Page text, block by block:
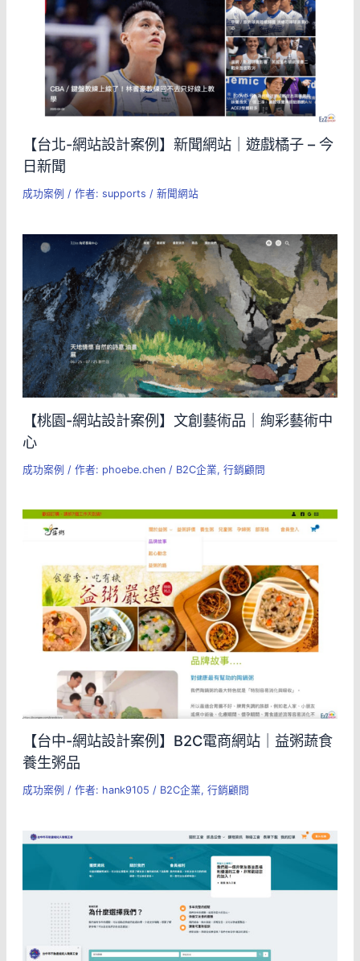
【台北-網站設計案例】新聞網站｜遊戲橘子 – 今
日新聞
成功案例 / 作者: supports / 新聞網站
【桃園-網站設計案例】文創藝術品｜絢彩藝術中
心
成功案例 / 作者: phoebe.chen / B2C企業, 行銷顧問
【台中-網站設計案例】B2C電商網站｜益粥蔬食
養生粥品
成功案例 / 作者: hank9105 / B2C企業, 行銷顧問